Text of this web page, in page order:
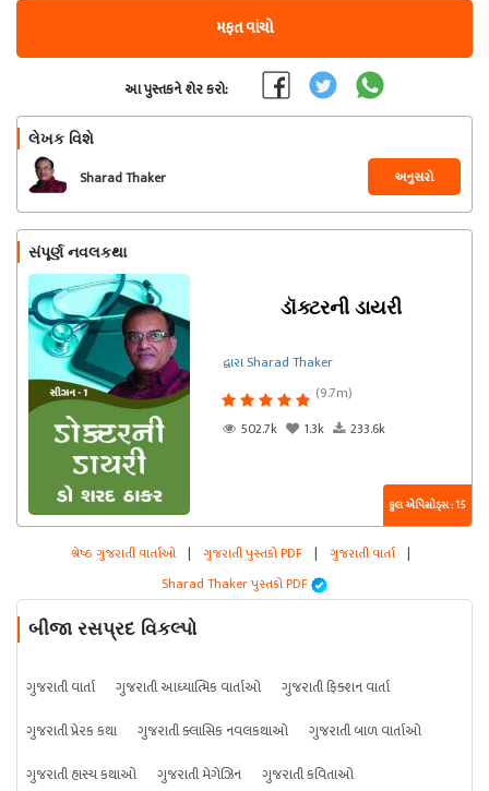
મફત વાંચો
આ પુસ્તકને શેર કરો:
લેખક વિશે
Sharad Thaker અનુસરો
સંપૂર્ણ નવલકથા
ડૉક્ટરની ડાયરી
દ્વારા Sharad Thaker
(9.7m)
502.7k
1.3k 233.6k
કુલ એપિસોડ્સ : 15
શ્રેષ્ઠ ગુજરાતી વાર્તાઓ | ગુજરાતી પુસ્તકો PDF | ગુજરાતી વાર્તા |
Sharad Thaker પુસ્તકો PDF
બીજા રસપ્રદ વિકલ્પો
ગુજરાતી વાર્તા ગુજરાતી આધ્યાત્મિક વાર્તાઓ
ગુજરાતી ફિક્શન વાર્તા
ગુજરાતી પ્રેરક કથા
ગુજરાતી ક્લાસિક નવલકથાઓ
ગુજરાતી બાળ વાર્તાઓ
ગુજરાતી હાસ્ય કથાઓ
ગુજરાતી મેગેઝિન ગુજરાતી કવિતાઓ